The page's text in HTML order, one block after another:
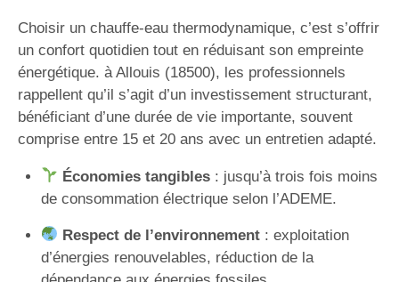
Choisir un chauffe-eau thermodynamique, c’est s’offrir
un confort quotidien tout en réduisant son empreinte
énergétique. à Allouis (18500), les professionnels
rappellent qu’il s’agit d’un investissement structurant,
bénéficiant d’une durée de vie importante, souvent
comprise entre 15 et 20 ans avec un entretien adapté.
Économies tangibles: jusqu’à trois fois moins
de consommation électrique selon l’ADEME.
Respect de l’environnement: exploitation
d’énergies renouvelables, réduction de la